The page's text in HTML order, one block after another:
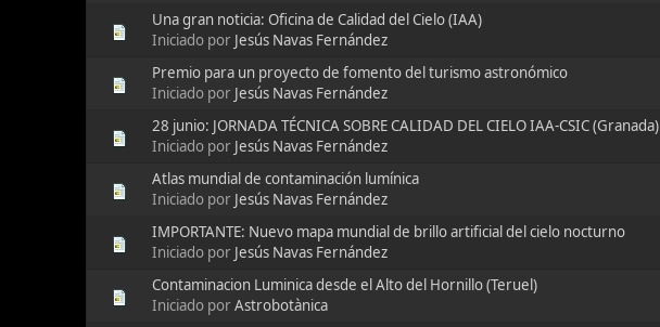
Una gran noticia: Oficina de Calidad del Cielo (IAA)
Iniciado por Jesús Navas Fernández
Premio para un proyecto de fomento del turismo astronómico
Iniciado por Jesús Navas Fernández
28 junio: JORNADA TÉCNICA SOBRE CALIDAD DEL CIELO IAA-CSIC (Granada)
Iniciado por Jesús Navas Fernández
Atlas mundial de contaminación lumínica
Iniciado por Jesús Navas Fernández
IMPORTANTE: Nuevo mapa mundial de brillo artificial del cielo nocturno
Iniciado por Jesús Navas Fernández
Contaminacion Luminica desde el Alto del Hornillo (Teruel)
Iniciado porAstrobotànica